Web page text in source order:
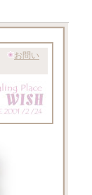
お問い